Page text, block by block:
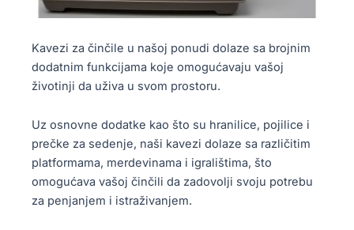
Kavezi za činčile u našoj ponudi dolaze sa brojnim
dodatnim funkcijama koje omogućavaju vašoj
životinji da uživa u svom prostoru.
Uz osnovne dodatke kao što su hranilice, pojilice i
prečke za sedenje, naši kavezi dolaze sa različitim
platformama, merdevinama i igralištima, što
omogućava vašoj činčili da zadovolji svoju potrebu
za penjanjem i istraživanjem.